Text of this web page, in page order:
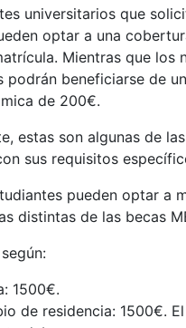
universitarios que
optar a una
Mientras que los
podrán beneficiarse de
de 200€.
estas son algunas de las
sus requisitos
pueden optar a
distintas de las becas
1500€.
de residencia: 1500€. El